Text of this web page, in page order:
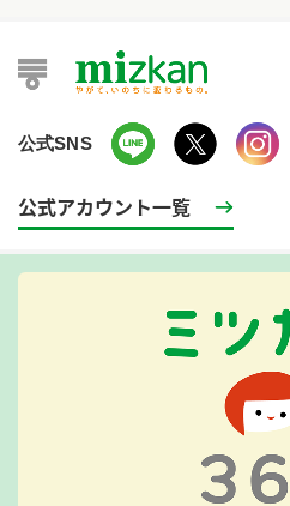
公式SNS
公式アカウント一覧